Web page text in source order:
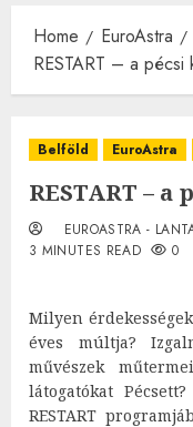
Home
EuroAstra
RESTART – a pécsi
Belföld EuroAstra
RESTART –
EUROASTRA -
3 MINUTES READ
0
Milyen
éves múltja?
művészek
látogatókat
RESTART